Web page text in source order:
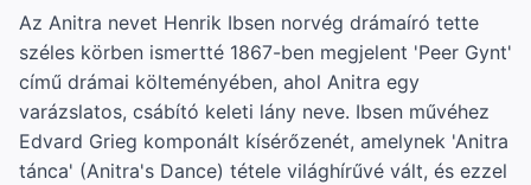
Az Anitra nevet Henrik Ibsen norvég drámaíró tette
széles körben ismertté 1867-ben megjelent 'Peer Gynt'
című drámai költeményében, ahol Anitra egy
varázslatos, csábító keleti lány neve. Ibsen művéhez
Edvard Grieg komponált kísérőzenét, amelynek 'Anitra
tánca' (Anitra's Dance) tétele világhírűvé vált, és ezzel